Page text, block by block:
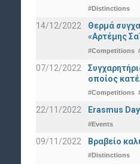
#Distinctions
14/12/2022
Θερμά
«Αρτέμης
#Competitions
07/12/2022
οποίος
#Competitions
22/11/2022 Erasmus
#Events
09/11/2022 Βραβείο
#Distinctions